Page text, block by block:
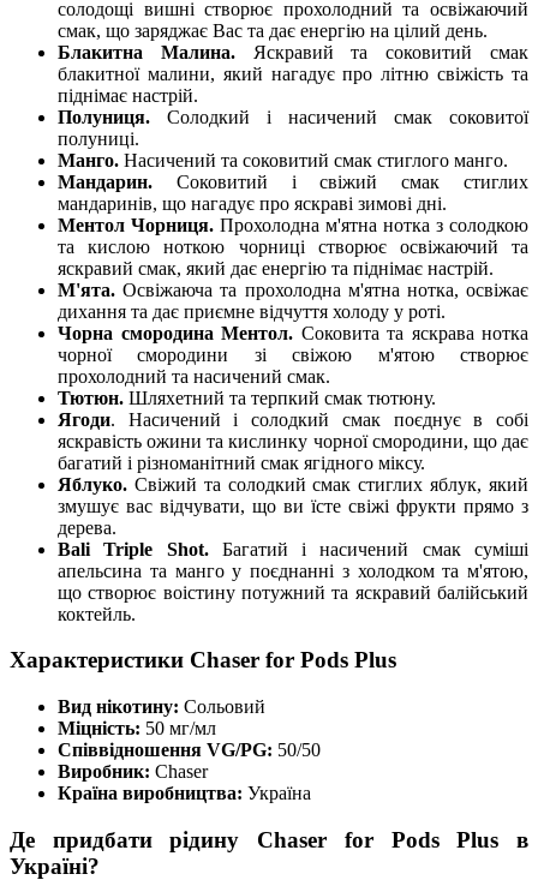
солодощі вишні створює прохолодний та освіжаючий
смак, що заряджає Вас та дає енергію на цілий день.
Блакитна Малина.Яскравий та соковитий смак
блакитної малини, який нагадує про літню свіжість та
піднімає настрій.
Полуниця. Солодкий і насичений смак соковитої
полуниці.
Манго. Насичений та соковитий смак стиглого манго.
Мандарин. Соковитий і свіжий смак стиглих
мандаринів, що нагадує про яскраві зимові дні.
Ментол Чорниця. Прохолодна м'ятна нотка з солодкою
та кислою ноткою чорниці створює освіжаючий та
яскравий смак, який дає енергію та піднімає настрій.
М'ята.Освіжаюча та прохолодна м'ятна нотка, освіжає
дихання та дає приємне відчуття холоду у роті.
Чорна смородина Ментол. Соковита та яскрава нотка
чорної смородини зі свіжою м'ятою створює
прохолодний та насичений смак.
Тютюн. Шляхетний та терпкий смак тютюну.
Ягоди. Насичений і солодкий смак поєднує в собі
яскравість ожини та кислинку чорної смородини, що дає
багатий і різноманітний смак ягідного міксу.
Яблуко. Свіжий та солодкий смак стиглих яблук, який
змушує вас відчувати, що ви їсте свіжі фрукти прямо з
дерева.
Bali Triple Shot.Багатий і насичений смак суміші
апельсина та манго у поєднанні з холодком та м'ятою,
що створює воістину потужний та яскравий балійський
коктейль.
Характеристики Chaser for Pods Plus
Вид нікотину: Сольовий
Міцність: 50 мг/мл
Співвідношення VG/PG: 50/50
Виробник: Chaser
Країна виробництва: Україна
Де придбати рідину Chaser for Pods Plus в
Україні?